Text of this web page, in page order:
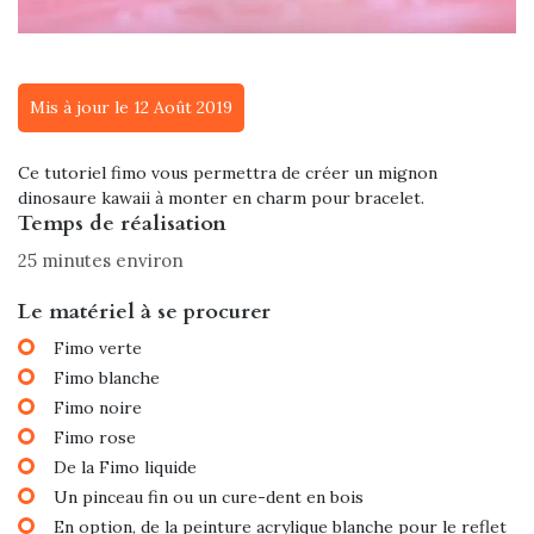
Mis à jour le 12 Août 2019
Ce tutoriel fimo vous permettra de créer un mignon
dinosaure kawaii à monter en charm pour bracelet.
Temps de réalisation
25 minutes environ
Le matériel à se procurer
Fimo verte
Fimo blanche
Fimo noire
Fimo rose
De la Fimo liquide
Un pinceau fin ou un cure-dent en bois
En option, de la peinture acrylique blanche pour le reflet